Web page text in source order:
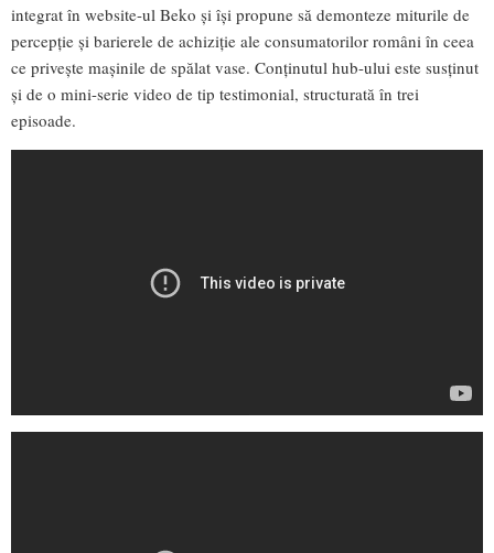
integrat în website-ul Beko și își propune să demonteze miturile de
percepție și barierele de achiziție ale consumatorilor români în ceea
ce privește mașinile de spălat vase. Conținutul hub-ului este susținut
și de o mini-serie video de tip testimonial, structurată în trei
episoade.